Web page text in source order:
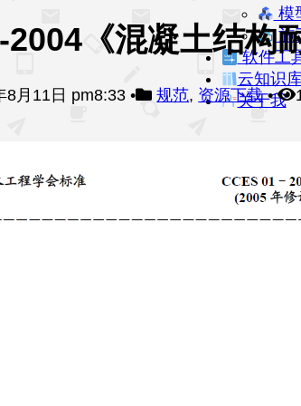
模
施
软件工
云知识
关于我
2004《混凝土结构
8月11日 pm8:33• 规范, 资源下载 •